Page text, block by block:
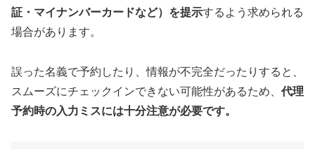
証・マイナンバーカードなど）を提示するよう求められる
場合があります。
誤った名義で予約したり、情報が不完全だったりすると、
スムーズにチェックインできない可能性があるため、 代理
予約時の入力ミスには十分注意が必要です。